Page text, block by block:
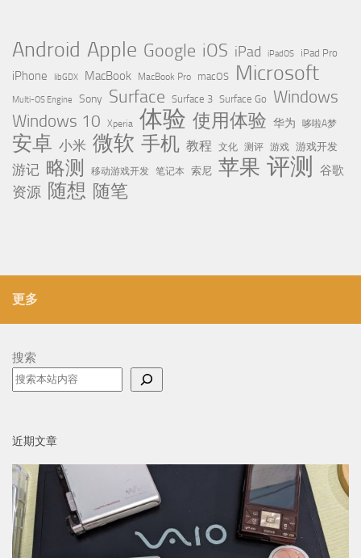
Android Apple Google iOS iPad iPadOS iPad Pro
iPhone libGDX MacBook MacBook Pro macOS Microsoft
Multi-OS Engine Sony Surface Surface 3 Surface Go Windows
Windows 10 Xperia 体验 使用体验 华为 哆啦A梦
安卓 小米 微软 手机 教程 文化 测评 游戏 游戏开发
游记 略测 移动游戏开发 笔记本 索尼 苹果 评测 谷歌
资源 随想 随笔
更多
搜索
近期文章